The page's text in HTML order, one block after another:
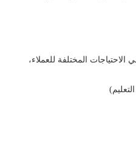
المختلفة للعملاء،